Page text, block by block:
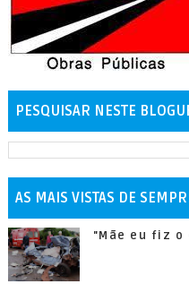
PESQUISAR NESTE
AS MAIS VISTAS DE
"Mãe eu fiz o